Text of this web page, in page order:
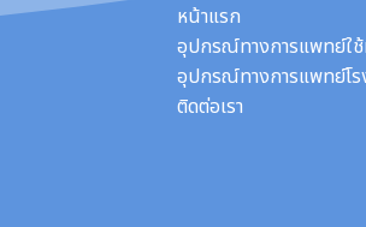
หน้าแรก
อุปกรณ์ทางการแพทย์ใ
อุปกรณ์ทางการแพทย์โร
ติดต่อเรา